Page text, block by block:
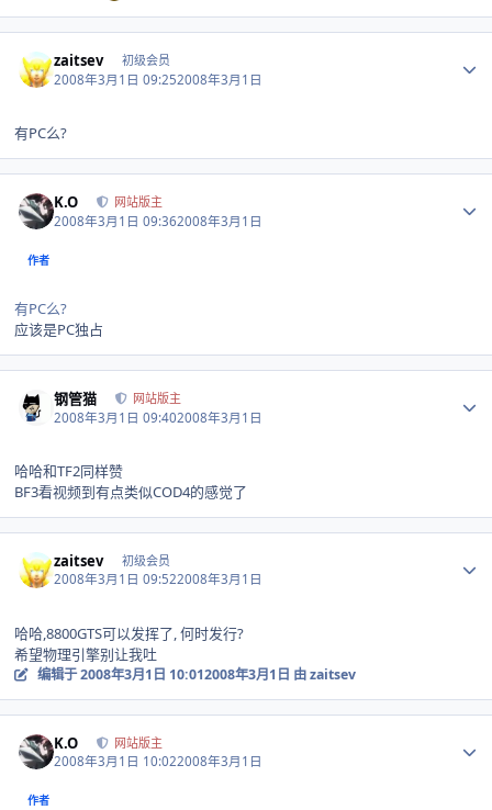
zaitsev 初级会员
2008年3月1日 09:252008年3月1日
有PC么?
K.O 网站版主
2008年3月1日 09:362008年3月1日
作者
有PC么?
应该是PC独占
钢管猫 网站版主
2008年3月1日 09:402008年3月1日
哈哈和TF2同样赞
BF3看视频到有点类似COD4的感觉了
zaitsev 初级会员
2008年3月1日 09:522008年3月1日
哈哈,8800GTS可以发挥了, 何时发行?
希望物理引擎别让我吐
编辑于2008年3月1日 10:012008年3月1日 由 zaitsev
K.O 网站版主
2008年3月1日 10:022008年3月1日
作者